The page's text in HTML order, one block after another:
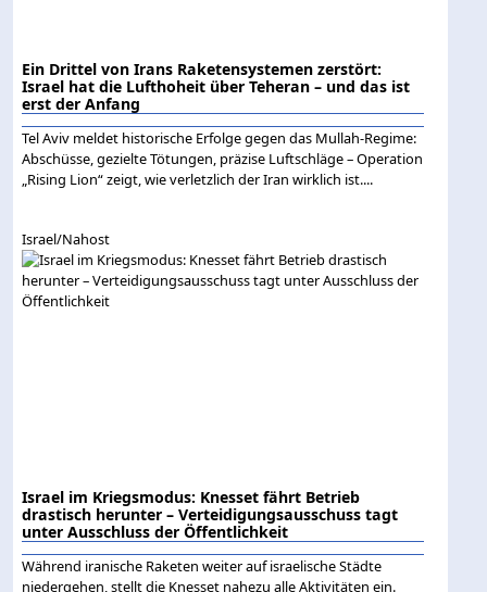
Ein Drittel von Irans Raketensystemen zerstört:
Israel hat die Lufthoheit über Teheran – und das ist
erst der Anfang
Tel Aviv meldet historische Erfolge gegen das Mullah-Regime:
Abschüsse, gezielte Tötungen, präzise Luftschläge – Operation
„Rising Lion“ zeigt, wie verletzlich der Iran wirklich ist....
Israel/Nahost
Israel im Kriegsmodus: Knesset fährt Betrieb
drastisch herunter – Verteidigungsausschuss tagt
unter Ausschluss der Öffentlichkeit
Während iranische Raketen weiter auf israelische Städte
niedergehen, stellt die Knesset nahezu alle Aktivitäten ein.